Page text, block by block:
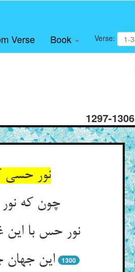
Verse Book Verse:
1297-1306
نور حسی
چون که
نور حس با
این
1300